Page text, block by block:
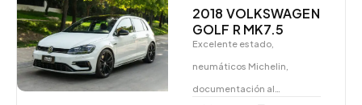
2018 VOLKSWAGEN
GOLF R MK7.5
Excelente estado,
neumáticos Michelin,
documentación al…